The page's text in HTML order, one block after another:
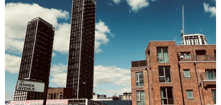
Một khu trung tâm mua sắm ở Bắc Kinh bán nhiều nhãn hiệu
ôtô điện do Trung Quốc sản xuất. (Nguồn: AP)
Các chuyên gia trong ngành cho biết những nhà
sản xuất ôtô Trung Quốc đã bán được 553.000